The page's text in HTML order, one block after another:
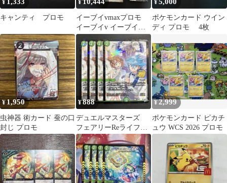
¥ 1,333
キャンティ プロモ
¥10,444
イーブイvmaxプロモ
イーブイv イーブイプ
ロモ
¥5,000
ポケモンカード ウイン
ディ プロモ 4枚
¥ 1,950
虫神器 術カード 蚕の口
封じ プロモ
¥888
デュエルマスターズ
フェアリーReライフ 4
枚 プロモ 金林洋
コロコロ 23
¥2,999
ポケモンカード ピカチ
ュウ WCS 2026 プロモ